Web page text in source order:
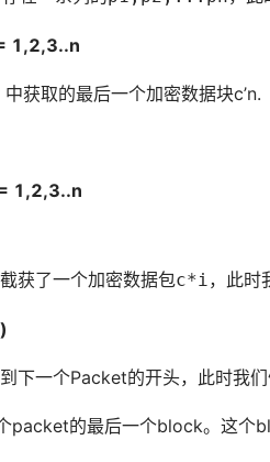
1,2,3..n
获取的最后一个加密数据块c’n.
1,2,3..n
获了一个加密数据包c*i，此时
下一个Packet的开头，此时我
packet的最后一个block。这个